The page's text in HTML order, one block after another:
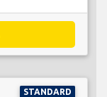
STANDARD